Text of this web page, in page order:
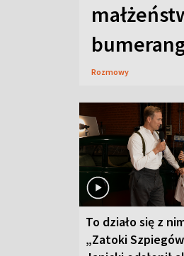
Rozmowy
To działo się z
„Zatoki